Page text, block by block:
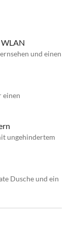
und einen
einen
ungehindertem
Dusche und ein